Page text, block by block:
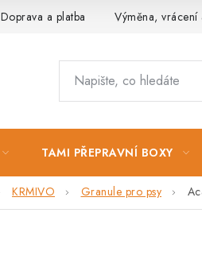
Doprava a platba Výměna, vrácení
TAMI PŘEPRAVNÍ BOXY
KRMIVO Granule pro psy